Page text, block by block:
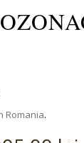
Romania.